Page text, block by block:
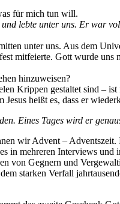
für mich tun will.
lebte unter uns. Er war
unter uns. Aus dem
mitfeierte. Gott wurde
hinzuweisen?
Krippen gestaltet sind –
heißt es, dass er
Eines Tages wird er
wir Advent –
in mehreren Interviews
von Gegnern und
starken Verfall